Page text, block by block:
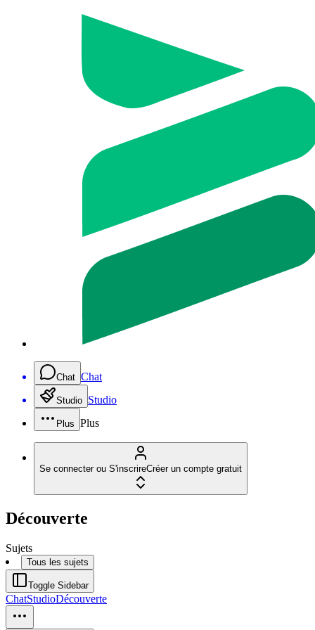
Chat Chat
Studio Studio
Plus Plus
Se connecter ou S'inscrireCréer un compte gratuit
Découverte
Sujets
Tous les sujets
Toggle Sidebar
ChatStudioDécouverte